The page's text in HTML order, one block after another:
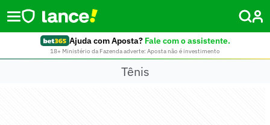
Ajuda com Aposta? Fale com o assistente.
18+ Ministério da Fazenda adverte: Aposta não é investimento
Tênis